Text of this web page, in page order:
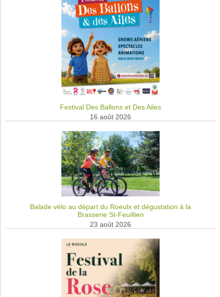
Festival Des Ballons et Des Ailes
16 août 2026
Balade vélo au départ du Roeulx et dégustation à la
Brasserie St-Feuillien
23 août 2026